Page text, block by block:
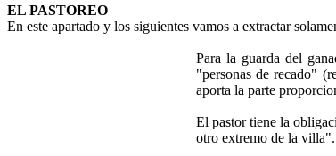
EL PASTOREO
En este apartado y los siguientes vamos a extractar
Para la guarda del
"personas de recado"
aporta la parte
El pastor tiene la
otro extremo de la villa".